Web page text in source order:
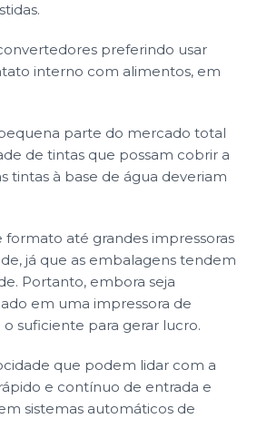
preferindo usar
interno com alimentos, em
parte do mercado total
de tintas que possam cobrir a
tintas à base de água deveriam
formato até grandes impressoras
já que as embalagens tendem
Portanto, embora seja
em uma impressora de
suficiente para gerar lucro.
que podem lidar com a
e contínuo de entrada e
sistemas automáticos de